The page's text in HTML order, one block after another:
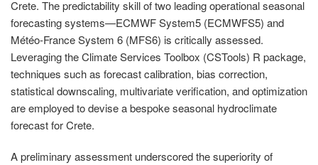
Crete. The predictability skill of two leading operational seasonal
forecasting systems—ECMWF System5 (ECMWFS5) and
Météo-France System 6 (MFS6) is critically assessed.
Leveraging the Climate Services Toolbox (CSTools) R package,
techniques such as forecast calibration, bias correction,
statistical downscaling, multivariate verification, and optimization
are employed to devise a bespoke seasonal hydroclimate
forecast for Crete.
A preliminary assessment underscored the superiority of